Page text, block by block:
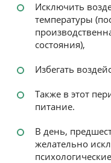
Исключить
температуры
состояния),
Избегать
Также в этот
питание.
В день,
желательно